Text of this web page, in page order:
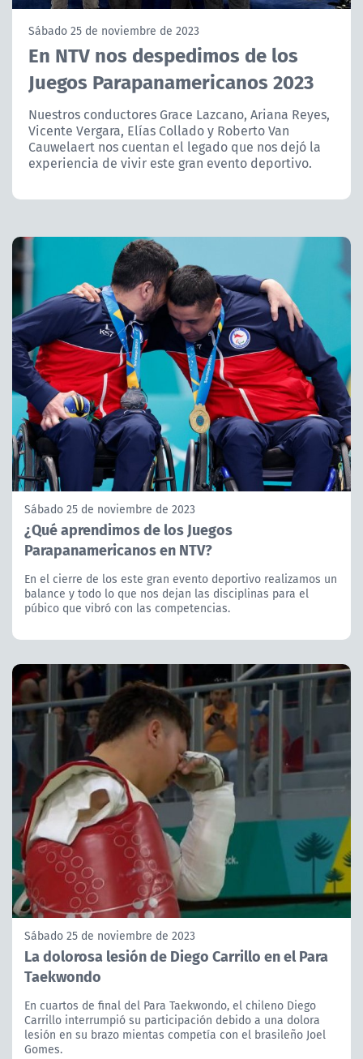
ACTUALIDAD Y TENDENCIAS
CORPORATIVO Y TRANSPARENCIA
CANAL DE DENUNCIAS
Sábado 25 de noviembre de 2023
En NTV nos despedimos de los
Juegos Parapanamericanos 2023
Nuestros conductores Grace Lazcano, Ariana Reyes,
Vicente Vergara, Elías Collado y Roberto Van
Cauwelaert nos cuentan el legado que nos dejó la
experiencia de vivir este gran evento deportivo.
Sábado 25 de noviembre de 2023
¿Qué aprendimos de los Juegos
Parapanamericanos en NTV?
En el cierre de los este gran evento deportivo realizamos un
balance y todo lo que nos dejan las disciplinas para el
púbico que vibró con las competencias.
Sábado 25 de noviembre de 2023
La dolorosa lesión de Diego Carrillo en el Para
Taekwondo
En cuartos de final del Para Taekwondo, el chileno Diego
Carrillo interrumpió su participación debido a una dolora
lesión en su brazo mientas competía con el brasileño Joel
Gomes.